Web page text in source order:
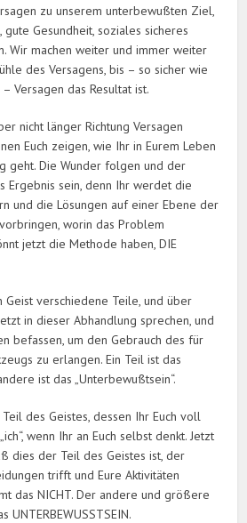
zu unserem unterbewußten Ziel,
gute Gesundheit, soziales sicheres
Wir machen weiter und immer weiter
des Versagens, bis – so sicher wie
Versagen das Resultat ist.
nicht länger Richtung Versagen
Euch zeigen, wie Ihr in Eurem Leben
geht. Die Wunder folgen und der
Ergebnis sein, denn Ihr werdet die
und die Lösungen auf einer Ebene der
worin das Problem
jetzt die Methode haben, DIE
Geist verschiedene Teile, und über
in dieser Abhandlung sprechen, und
befassen, um den Gebrauch des für
zu erlangen. Ein Teil ist das
ist das „Unterbewußtsein“.
des Geistes, dessen Ihr Euch voll
wenn Ihr an Euch selbst denkt. Jetzt
dies der Teil des Geistes ist, der
trifft und Eure Aktivitäten
das NICHT. Der andere und größere
UNTERBEWUSSTSEIN.